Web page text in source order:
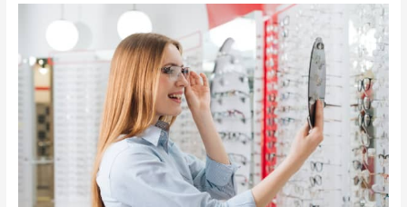
usar
según
forma
tu